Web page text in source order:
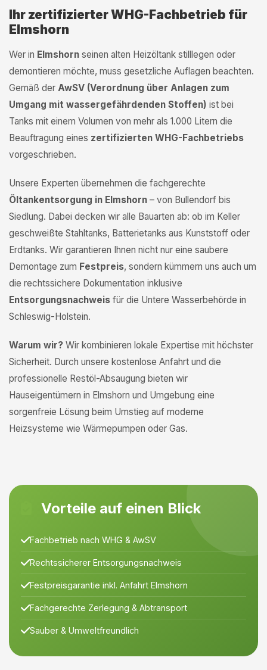
Ihr zertifizierter WHG-Fachbetrieb für
Elmshorn
Wer in Elmshorn seinen alten Heizöltank stilllegen oder
demontieren möchte, muss gesetzliche Auflagen beachten.
Gemäß der AwSV (Verordnung über Anlagen zum
Umgang mit wassergefährdenden Stoffen) ist bei
Tanks mit einem Volumen von mehr als 1.000 Litern die
Beauftragung eines zertifizierten WHG-Fachbetriebs
vorgeschrieben.
Unsere Experten übernehmen die fachgerechte
Öltankentsorgung in Elmshorn – von Bullendorf bis
Siedlung. Dabei decken wir alle Bauarten ab: ob im Keller
geschweißte Stahltanks, Batterietanks aus Kunststoff oder
Erdtanks. Wir garantieren Ihnen nicht nur eine saubere
Demontage zum Festpreis, sondern kümmern uns auch um
die rechtssichere Dokumentation inklusive
Entsorgungsnachweis für die Untere Wasserbehörde in
Schleswig-Holstein.
Warum wir? Wir kombinieren lokale Expertise mit höchster
Sicherheit. Durch unsere kostenlose Anfahrt und die
professionelle Restöl-Absaugung bieten wir
Hauseigentümern in Elmshorn und Umgebung eine
sorgenfreie Lösung beim Umstieg auf moderne
Heizsysteme wie Wärmepumpen oder Gas.
Vorteile auf einen Blick
Fachbetrieb nach WHG & AwSV
Rechtssicherer Entsorgungsnachweis
Festpreisgarantie inkl. Anfahrt Elmshorn
Fachgerechte Zerlegung & Abtransport
Sauber & Umweltfreundlich